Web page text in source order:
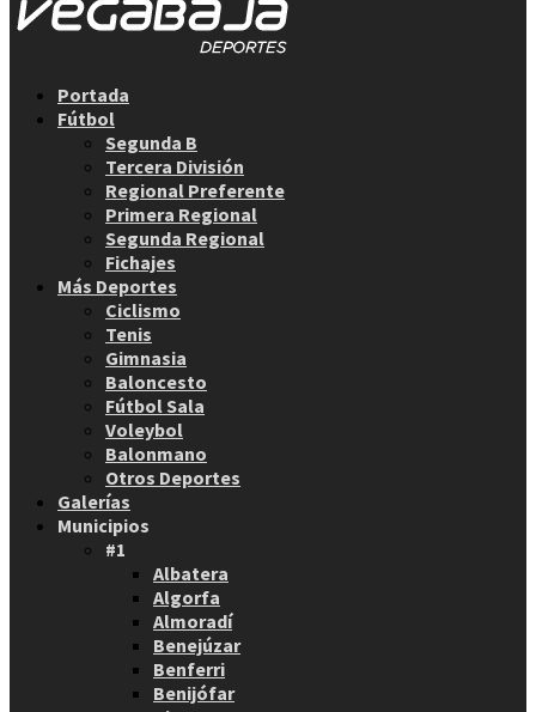
Portada
Fútbol
Segunda B
Tercera División
Regional Preferente
Primera Regional
Segunda Regional
Fichajes
Más Deportes
Ciclismo
Tenis
Gimnasia
Baloncesto
Fútbol Sala
Voleybol
Balonmano
Otros Deportes
Galerías
Municipios
#1
Albatera
Algorfa
Almoradí
Benejúzar
Benferri
Benijófar